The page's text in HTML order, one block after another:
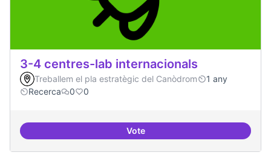
3-4 centres-lab internacionals
Treballem el pla estratègic del Canòdrom
1 any
Recerca
0 0
Vote3-4 centres-lab internacionals